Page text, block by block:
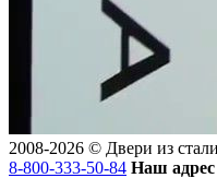
2008-2026 © Двери из стали
8-800-333-50-84 Наш